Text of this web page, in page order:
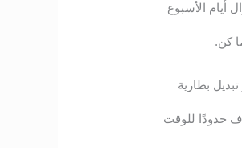
أيام الأسبوع
كن.
بطارية
حدودًا للوقت